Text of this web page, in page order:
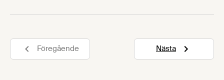
företrädare för industrin på ett välbesökt
Föregående Nästa